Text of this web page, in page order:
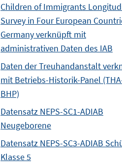
Children of Immigrants
Survey in Four European
Germany verknüpft mit
administrativen Daten des IAB
Daten der Treuhandanstalt
mit Betriebs-Historik-Panel
BHP)
Datensatz NEPS-SC1-ADIAB
Neugeborene
Datensatz NEPS-SC3-ADIAB
Klasse 5